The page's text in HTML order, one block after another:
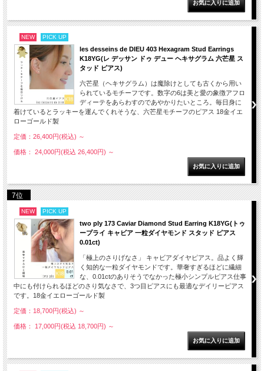
NEW PICK UP
les desseins de DIEU 403 Hexagram Stud Earrings
K18YG(レ デッサン ドゥ デュー ヘキサグラム 六芒星 ス
タッド ピアス)
六芒星（ヘキサグラム）は魔除けとしても古くから用い
られているモチーフです。数字の6は美と愛の象徴アフロ
ディーテをあらわすのであやかりたいところ。毎日身に
着けているとラッキーを運んでくれそうな、六芒星モチーフのピアス 18金イエ
ローゴールド製
定価：26,400円(税込) ～
価格： 24,000円(税込 26,400円) ～
7位
NEW PICK UP
two ply 173 Caviar Diamond Stud Earring K18YG(トゥ
ープライ キャビア 一粒ダイヤモンド スタッド ピアス
0.01ct)
「極上のさりげなさ」 キャビアダイヤピアス。品よく輝
く知的な一粒ダイヤモンドです。華奢すぎるほどに繊細
な、0.01ctのありそうでなかった極小シンプルピアス仕事
中にも付けられるほどのさり気なさで、3つ目ピアスにも最適なデイリーピアス
です。18金イエローゴールド製
定価：18,700円(税込) ～
価格： 17,000円(税込 18,700円) ～